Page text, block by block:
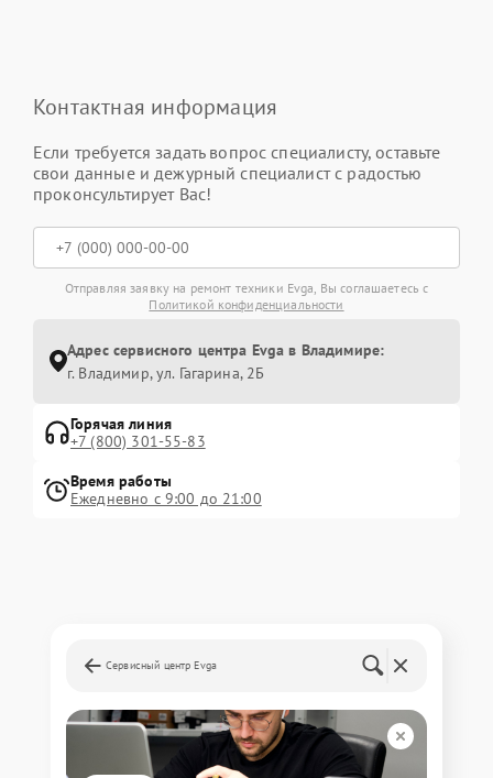
Контактная информация
Если требуется задать вопрос специалисту, оставьте
свои данные и дежурный специалист с радостью
проконсультирует Вас!
Отправляя заявку на ремонт техники Evga, Вы соглашаетесь с
Политикой конфиденциальности
Адрес сервисного центра Evga в Владимире:
г. Владимир, ул. Гагарина, 2Б
Горячая линия
+7 (800) 301-55-83
Время работы
Ежедневно с 9:00 до 21:00
Сервисный центр Evga